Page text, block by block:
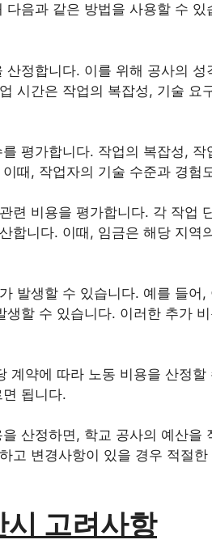
음과 같은 방법을 사용할 수 있
정합니다. 이를 위해 공사의
시간은 작업의 복잡성, 기술 요
평가합니다. 작업의 복잡성,
때, 작업자의 기술 수준과 경험
련 비용을 평가합니다. 각 작업
합니다. 이때, 임금은 해당 지역
발생할 수 있습니다. 예를 들어
할 수 있습니다. 이러한 추가
계약에 따라 노동 비용을 산정
됩니다.
산정하면, 학교 공사의 예산을
고 변경사항이 있을 경우 적절
시 고려사항